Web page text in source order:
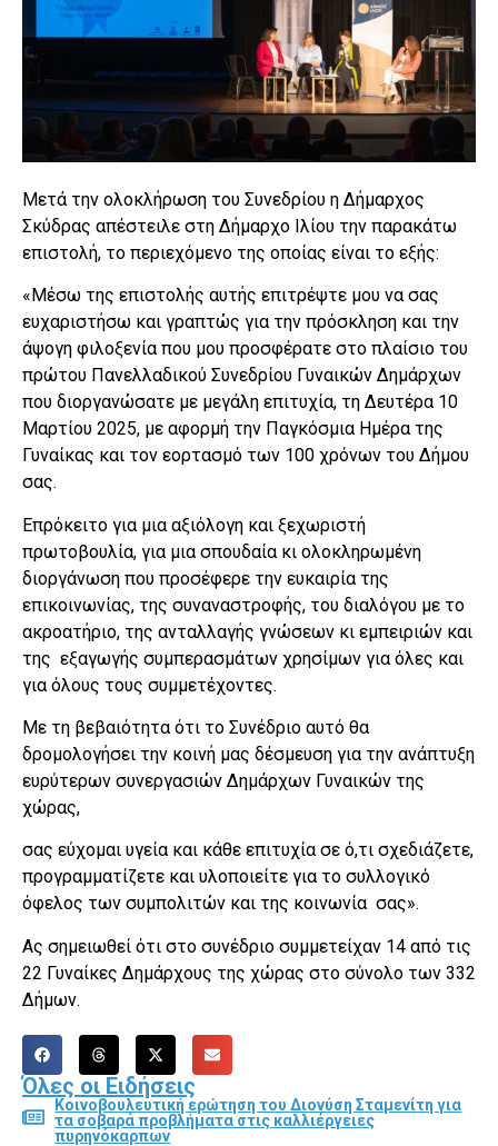
Μετά την ολοκλήρωση του Συνεδρίου η Δήμαρχος
Σκύδρας απέστειλε στη Δήμαρχο Ιλίου την παρακάτω
επιστολή, το περιεχόμενο της οποίας είναι το εξής:
«Μέσω της επιστολής αυτής επιτρέψτε μου να σας
ευχαριστήσω και γραπτώς για την πρόσκληση και την
άψογη φιλοξενία που μου προσφέρατε στο πλαίσιο του
πρώτου Πανελλαδικού Συνεδρίου Γυναικών Δημάρχων
που διοργανώσατε με μεγάλη επιτυχία, τη Δευτέρα 10
Μαρτίου 2025, με αφορμή την Παγκόσμια Ημέρα της
Γυναίκας και τον εορτασμό των 100 χρόνων του Δήμου
σας.
Επρόκειτο για μια αξιόλογη και ξεχωριστή
πρωτοβουλία, για μια σπουδαία κι ολοκληρωμένη
διοργάνωση που προσέφερε την ευκαιρία της
επικοινωνίας, της συναναστροφής, του διαλόγου με το
ακροατήριο, της ανταλλαγής γνώσεων κι εμπειριών και
της εξαγωγής συμπερασμάτων χρησίμων για όλες και
για όλους τους συμμετέχοντες.
Με τη βεβαιότητα ότι το Συνέδριο αυτό θα
δρομολογήσει την κοινή μας δέσμευση για την ανάπτυξη
ευρύτερων συνεργασιών Δημάρχων Γυναικών της
χώρας,
σας εύχομαι υγεία και κάθε επιτυχία σε ό,τι σχεδιάζετε,
προγραμματίζετε και υλοποιείτε για το συλλογικό
όφελος των συμπολιτών και της κοινωνία σας».
Ας σημειωθεί ότι στο συνέδριο συμμετείχαν 14 από τις
22 Γυναίκες Δημάρχους της χώρας στο σύνολο των 332
Δήμων.
Όλες οι Ειδήσεις
Κοινοβουλευτική ερώτηση του Διονύση Σταμενίτη για
τα σοβαρά προβλήματα στις καλλιέργειες
πυρηνόκαρπων